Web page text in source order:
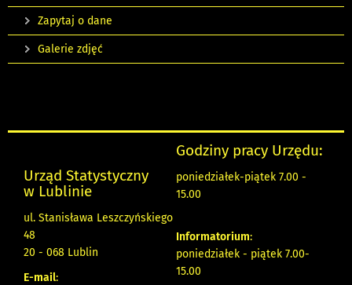
Zapytaj o dane
Galerie zdjęć
Urząd Statystyczny
w Lublinie
ul. Stanisława Leszczyńskiego
48
20 - 068 Lublin
E-mail:
Godziny pracy Urzędu:
poniedziałek-piątek 7.00 -
15.00
Informatorium:
poniedziałek - piątek 7.00-
15.00